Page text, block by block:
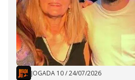
JOGADA 10/24/07/2026